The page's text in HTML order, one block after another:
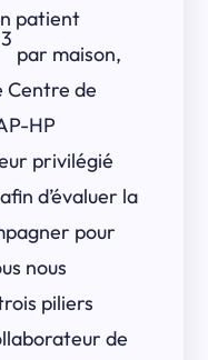
patient
par maison,
Centre de
HP
privilégié
d’évaluer la
pour
nous
piliers
de